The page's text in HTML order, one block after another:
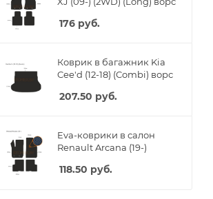
176 руб.
Коврик в багажник Kia
Cee'd (12-18) (Combi) ворс
207.50 руб.
Eva-коврики в салон
Renault Arcana (19-)
118.50 руб.